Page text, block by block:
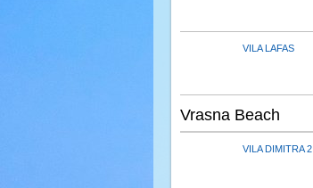
VILA LAFAS
Vrasna Beach
VILA DIMITRA 2